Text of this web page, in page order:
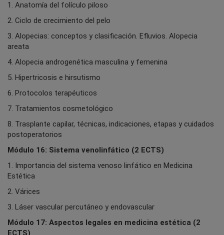
1. Anatomía del folículo piloso
2. Ciclo de crecimiento del pelo
3. Alopecias: conceptos y clasificación. Efluvios. Alopecia
areata
4. Alopecia androgenética masculina y femenina
5. Hipertricosis e hirsutismo
6. Protocolos terapéuticos
7. Tratamientos cosmetológico
8. Trasplante capilar, técnicas, indicaciones, etapas y cuidados
postoperatorios
Módulo 16: Sistema venolinfático (2 ECTS)
1. Importancia del sistema venoso linfático en Medicina
Estética
2. Várices
3. Láser vascular percutáneo y endovascular
Módulo 17: Aspectos legales en medicina estética (2
ECTS)